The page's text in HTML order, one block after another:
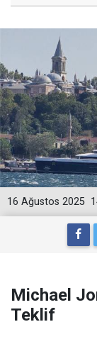
16 Ağustos 2025
Michael
Teklif